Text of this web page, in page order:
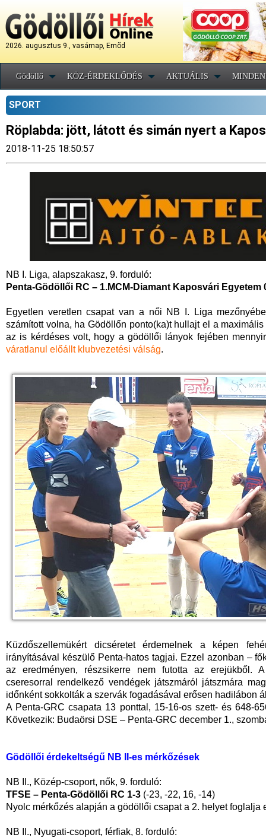
2026. augusztus 9., vasárnap, Emõd
Gödöllő KÖZ-ÉRDEKLŐDÉS AKTUÁLIS
SPORT
Röplabda: jött, látott és simán nyert a
2018-11-25 18:50:57
NB I. Liga, alapszakasz, 9. forduló:
Penta-Gödöllői RC – 1.MCM-Diamant Kaposvári Egyetem
Egyetlen veretlen csapat van a női NB I. Liga
számított volna, ha Gödöllőn ponto(ka)t hullajt el a
az is kérdéses volt, hogy a gödöllői lányok fejében
váratlanul előállt klubvezetési válság.
Küzdőszellemükért dicséretet érdemelnek a képen
irányításával készülő Penta-hatos tagjai. Ezzel azonban –
az eredményen, részsikerre nem futotta az erejükből.
cseresorral rendelkező vendégek játszmáról játszmára
időnként sokkolták a szervák fogadásával erősen hadilábon
A Penta-GRC csapata 13 ponttal, 15-16-os szett- és 648-
Következik: Budaörsi DSE – Penta-GRC december 1.,
Gödöllői érdekeltségű NB II-es mérkőzések
NB II., Közép-csoport, nők, 9. forduló:
TFSE – Penta-Gödöllői RC 1-3 (-23, -22, 16, -14)
Nyolc mérkőzés alapján a gödöllői csapat a 2. helyet foglalja
NB II., Nyugati-csoport, férfiak, 8. forduló: